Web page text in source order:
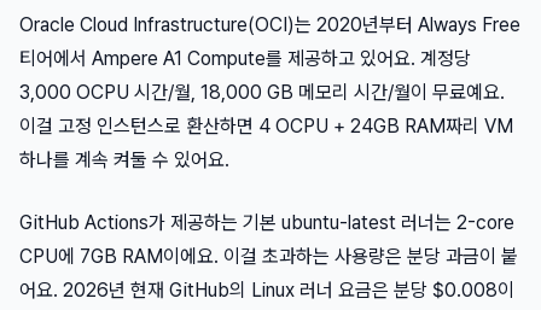
Oracle Cloud Infrastructure(OCI)는 2020년부터 Always Free
티어에서 Ampere A1 Compute를 제공하고 있어요. 계정당
3,000 OCPU 시간/월, 18,000 GB 메모리 시간/월이 무료예요.
이걸 고정 인스턴스로 환산하면 4 OCPU + 24GB RAM짜리 VM
하나를 계속 켜둘 수 있어요.
GitHub Actions가 제공하는 기본 ubuntu-latest 러너는 2-core
CPU에 7GB RAM이에요. 이걸 초과하는 사용량은 분당 과금이 붙
어요. 2026년 현재 GitHub의 Linux 러너 요금은 분당 $0.008이